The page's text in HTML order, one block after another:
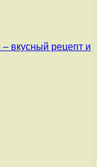
вкусный рецепт и